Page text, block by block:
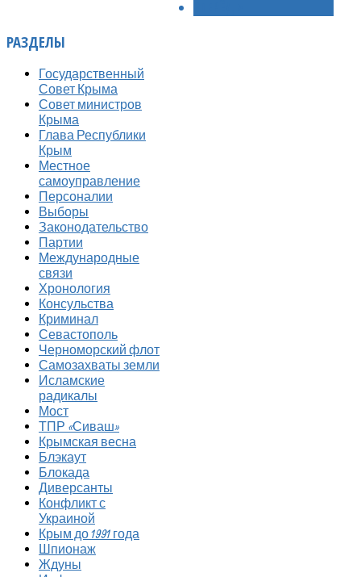
РАЗДЕЛЫ
Государственный
Совет Крыма
Совет министров
Крыма
Глава Республики
Крым
Местное
самоуправление
Персоналии
Выборы
Законодательство
Партии
Международные
связи
Хронология
Консульства
Криминал
Севастополь
Черноморский флот
Самозахваты земли
Исламские
радикалы
Мост
ТПР «Сиваш»
Крымская весна
Блэкаут
Блокада
Диверсанты
Конфликт с
Украиной
Крым до 1991 года
Шпионаж
Ждуны